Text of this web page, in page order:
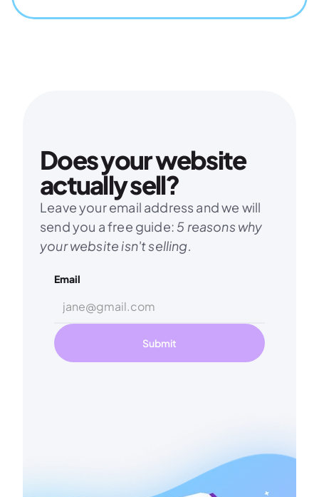
Does your website
actually sell?
Leave your email address and we will
send you a free guide: 5 reasons why
your website isn't selling.
Email
Submit